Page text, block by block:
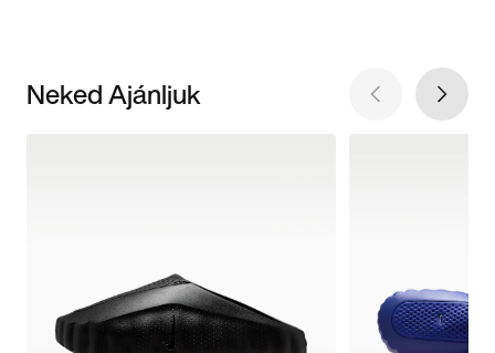
Neked Ajánljuk